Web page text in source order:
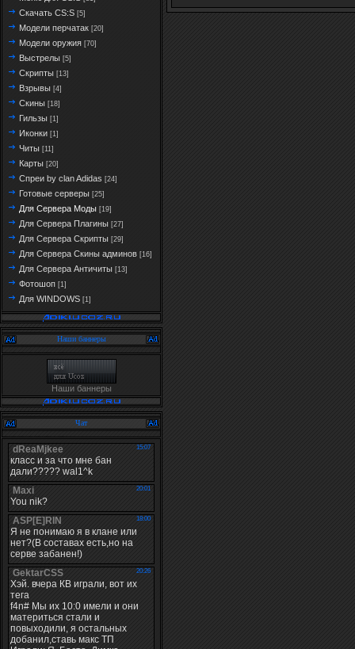
Скачать CS:S [5]
Модели перчатак [20]
Модели оружия [70]
Выстрелы [5]
Скрипты [13]
Взрывы [4]
Скины [18]
Гильзы [1]
Иконки [1]
Читы [11]
Карты [20]
Спреи by clan Adidas [24]
Готовые серверы [25]
Для Сервера Моды [19]
Для Сервера Плагины [27]
Для Сервера Скрипты [29]
Для Сервера Скины админов [16]
Для Сервера Античиты [13]
Фотошоп [1]
Для WINDOWS [1]
Наши баннеры
Наши баннеры
Чат